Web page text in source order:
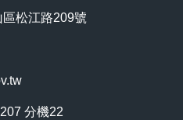
松江路209號
分機22